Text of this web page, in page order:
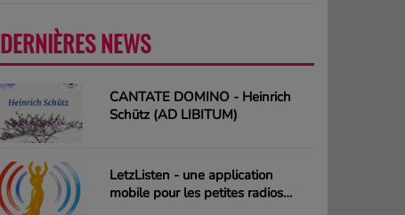
DERNIÈRES NEWS
CANTATE DOMINO - Heinrich
Schütz (AD LIBITUM)
LetzListen - une application
mobile pour les petites radios